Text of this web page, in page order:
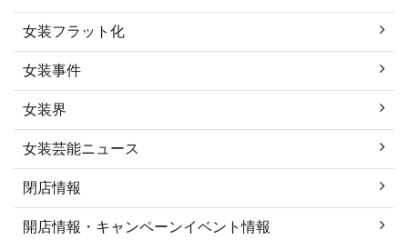
女装フラット化
女装事件
女装界
女装芸能ニュース
閉店情報
開店情報・キャンペーンイベント情報